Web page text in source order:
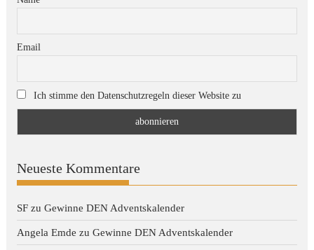
Email
Ich stimme den Datenschutzregeln dieser Website zu
Neueste Kommentare
SF zuGewinne DEN Adventskalender
Angela Emde zuGewinne DEN Adventskalender